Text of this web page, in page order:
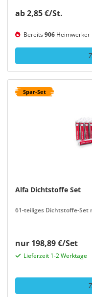
ab 2,85 €/St.
Bereits906 Heimwerker
Spar-Set
Alfa Dichtstoffe Set
61-teiliges Dichtstoffe-Set
nur 198,89 €/Set
Lieferzeit 1-2 Werktage